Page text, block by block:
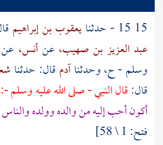
15 15 - حدثنا يعقوب بن إبراهيم
عبد العزيز بن صهيب،عنأنس،
وسلم - ح، وحدثناآدم قال: حدثنا
قال:قال النبي - صلى الله عليه وسلم
أكون أحب إليه من والده وولده
فتح: 1 \ 58]